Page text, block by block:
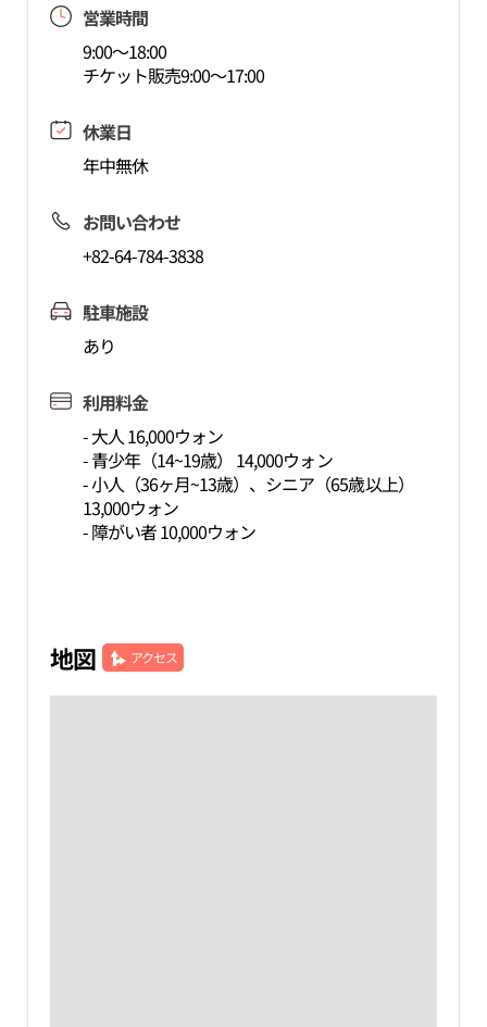
営業時間
9:00～18:00
チケット販売9:00～17:00
休業日
年中無休
お問い合わせ
+82-64-784-3838
駐車施設
あり
利用料金
- 大人 16,000ウォン
- 青少年（14~19歳） 14,000ウォン
- 小人（36ヶ月~13歳）、シニア（65歳以上）
13,000ウォン
- 障がい者 10,000ウォン
地図 アクセス